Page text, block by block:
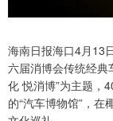
海南日报海口4月13
六届消博会传统经典
化 悦消博”为主题，
的“汽车博物馆”，